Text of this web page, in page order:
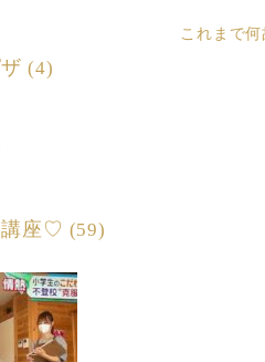
これまで
(4)
講座♡ (59)